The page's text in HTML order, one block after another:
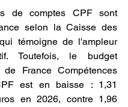
de comptes CPF sont
selon la Caisse des
témoigne de l'ampleur
Toutefois, le budget
de France Compétences
est en baisse : 1,31
en 2026, contre 1,96